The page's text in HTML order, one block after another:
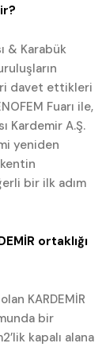
& Karabük
davet ettikleri
Fuarı ile,
Kardemir A.Ş.
yeniden
bir ilk adım
ortaklığı
KARDEMİR
bir
kapalı alana